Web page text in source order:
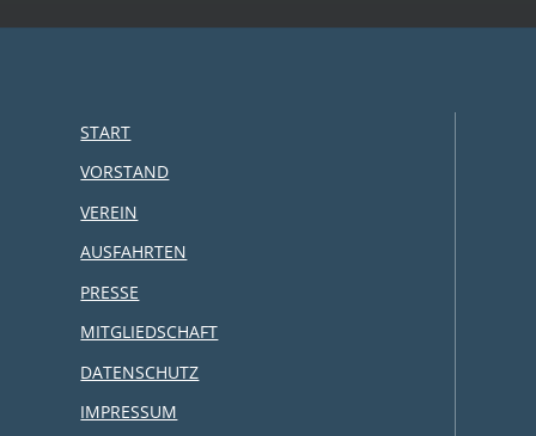
START
VORSTAND
VEREIN
AUSFAHRTEN
PRESSE
MITGLIEDSCHAFT
DATENSCHUTZ
IMPRESSUM